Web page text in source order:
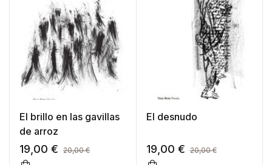
El brillo en las gavillas
de arroz
19,00 € 20,00€
El desnudo
19,00 € 20,00€